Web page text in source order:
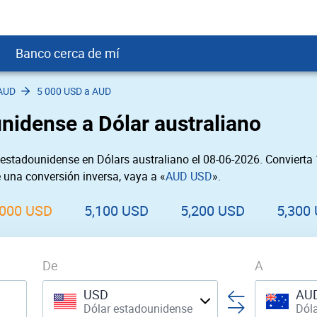
crediticio
Banco cerca de mí
de Mí
Cerca de Mí
de Mí
Cerca de Mí
5 000 USD a AUD
a Dólar australiano
en Dólars australiano el 08-06-2026. Convierta
conversión inversa, vaya a «AUD USD».
USD 5,100 USD 5,200 USD 5,300
De
USD
Dólar estadounidense
A